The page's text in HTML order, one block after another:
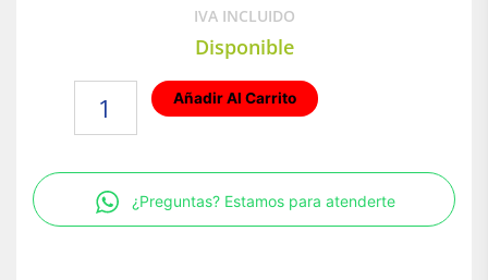
IVA INCLUIDO
Disponible
Satinado
Islandia
Tecnolite
Añadir Al Carrito
¿Preguntas? Estamos para atenderte